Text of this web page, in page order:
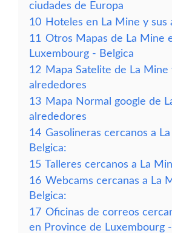
ciudades de Europa
10 Hoteles en La Mine y sus
11 Otros Mapas de La Mine
Luxembourg - Belgica
12 Mapa Satelite de La Mine
alrededores
13 Mapa Normal google de
alrededores
14 Gasolineras cercanos a
Belgica:
15 Talleres cercanos a La
16 Webcams cercanas a La
Belgica:
17 Oficinas de correos
en Province de Luxembourg